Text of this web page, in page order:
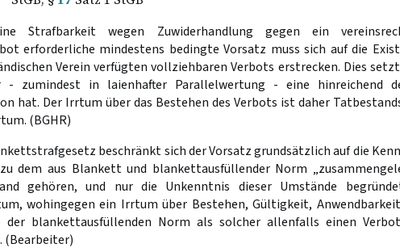
Strafbarkeit wegen Zuwiderhandlung gegen ein
erforderliche mindestens bedingte Vorsatz muss sich auf die
Verein verfügten vollziehbaren Verbots erstrecken. Dies
- zumindest in laienhafter Parallelwertung - eine hinreichend
hat. Der Irrtum über das Bestehen des Verbots ist daher
(BGHR)
beschränkt sich der Vorsatz grundsätzlich auf die
dem aus Blankett und blankettausfüllender Norm
gehören, und nur die Unkenntnis dieser Umstände
wohingegen ein Irrtum über Bestehen, Gültigkeit,
der blankettausfüllenden Norm als solcher allenfalls einen
(Bearbeiter)